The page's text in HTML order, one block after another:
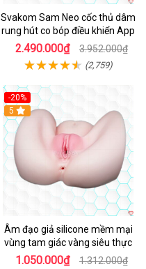
Svakom Sam Neo cốc thủ dâm
rung hút co bóp điều khiển App
2.490.000₫ 3.952.000₫
(2,759)
-20%
Hot
5
Âm đạo giả silicone mềm mại
vùng tam giác vàng siêu thực
1.050.000₫ 1.312.000₫